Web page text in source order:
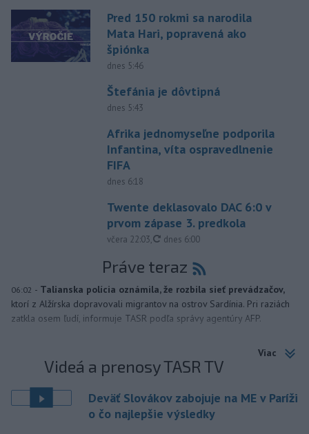
Pred 150 rokmi sa narodila
Mata Hari, popravená ako
špiónka
dnes 5:46
Štefánia je dôvtipná
dnes 5:43
Afrika jednomyseľne podporila
Infantina, víta ospravedlnenie
FIFA
dnes 6:18
Twente deklasovalo DAC 6:0 v
prvom zápase 3. predkola
včera 22:03, aktualizované
dnes 6:00
Práve teraz
06:02 - Talianska polícia oznámila, že rozbila sieť prevádzačov,
ktorí z Alžírska dopravovali migrantov na ostrov Sardínia. Pri raziách
zatkla osem ľudí, informuje TASR podľa správy agentúry AFP.
Viac
Videá a prenosy TASR TV
Deväť Slovákov zabojuje na ME v Paríži
o čo najlepšie výsledky